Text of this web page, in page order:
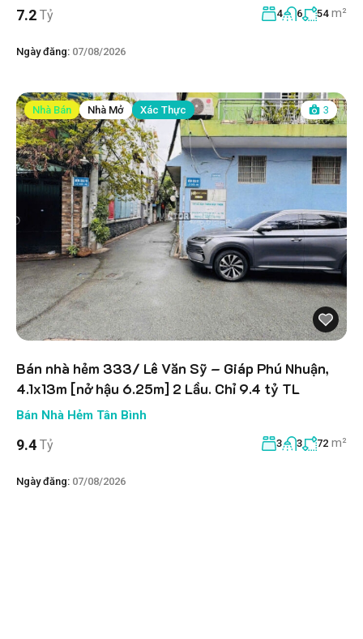
7.2 Tỷ 4 6 54 m²
Ngày đăng: 07/08/2026
Nhà Bán Nhà Mở Xác Thực 3
Bán nhà hẻm 333/ Lê Văn Sỹ – Giáp Phú Nhuận,
4.1x13m [nở hậu 6.25m] 2 Lầu. Chỉ 9.4 tỷ TL
Bán Nhà Hẻm Tân Bình
9.4 Tỷ 3 3 72 m²
Ngày đăng: 07/08/2026